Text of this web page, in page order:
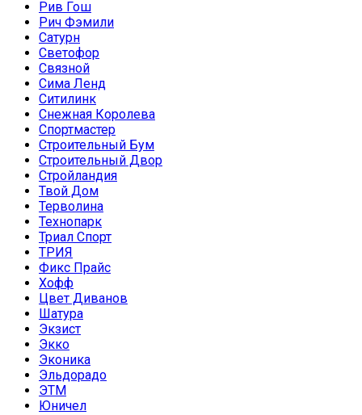
Рив Гош
Рич Фэмили
Сатурн
Светофор
Связной
Сима Ленд
Ситилинк
Снежная Королева
Спортмастер
Строительный Бум
Строительный Двор
Стройландия
Твой Дом
Терволина
Технопарк
Триал Спорт
ТРИЯ
Фикс Прайс
Хофф
Цвет Диванов
Шатура
Экзист
Экко
Эконика
Эльдорадо
ЭТМ
Юничел